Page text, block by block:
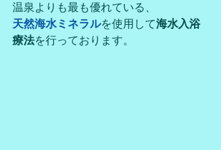
温泉よりも最も優れている、
天然海水ミネラルを使用して海水入浴
療法を行っております。